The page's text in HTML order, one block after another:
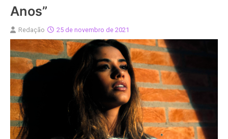
Anos”
Redação 25 de novembro de 2021